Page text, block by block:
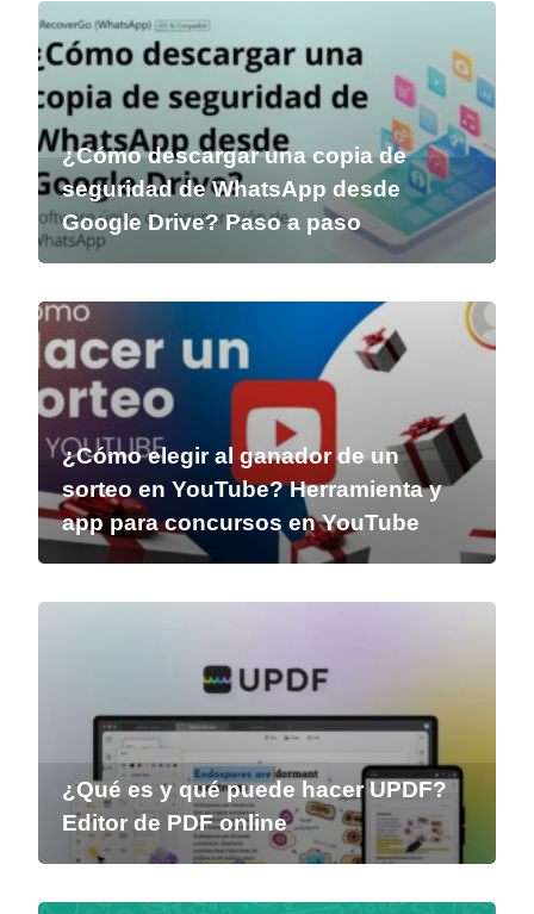
¿Cómo descargar una copia de
seguridad de WhatsApp desde
Google Drive? Paso a paso
¿Cómo elegir al ganador de un
sorteo en YouTube? Herramienta y
app para concursos en YouTube
¿Qué es y qué puede hacer UPDF?
Editor de PDF online